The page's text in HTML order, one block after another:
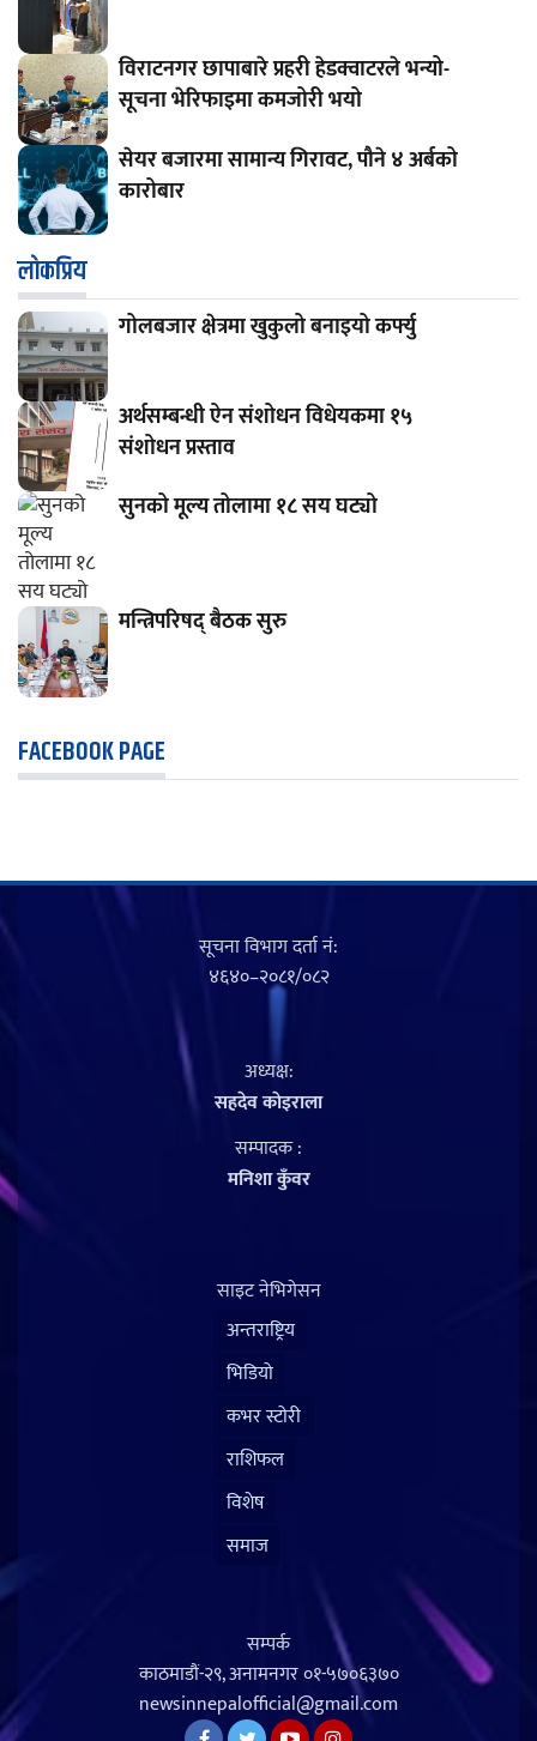
विराटनगर छापाबारे प्रहरी हेडक्वाटरले भन्यो-
सूचना भेरिफाइमा कमजोरी भयो
सेयर बजारमा सामान्य गिरावट, पौने ४ अर्बको
कारोबार
लाेकप्रिय
गोलबजार क्षेत्रमा खुकुलो बनाइयो कर्फ्यु
अर्थसम्बन्धी ऐन संशोधन विधेयकमा १५
संशोधन प्रस्ताव
सुनको मूल्य तोलामा १८ सय घट्यो
मन्त्रिपरिषद् बैठक सुरु
FACEBOOK PAGE
सूचना विभाग दर्ता नं‍:
४६४०–२०८१/०८२
अध्यक्ष:
सहदेव काेइराला
सम्पादक :
मनिशा कुँवर
साइट नेभिगेसन
अन्तराष्ट्रिय
भिडियो
कभर स्टोरी
राशिफल
विशेष
समाज
सम्पर्क
काठमाडौं-२९, अनामनगर०१-५७०६३७०
newsinnepalofficial@gmail.com